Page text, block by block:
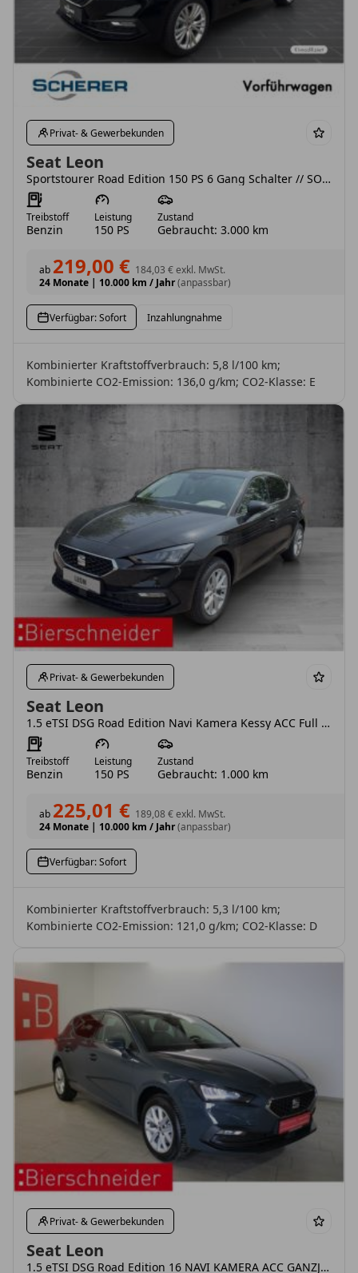
Privat- & Gewerbekunden
Seat Leon
Sportstourer Road Edition 150 PS 6 Gang Schalter // SOFORT VERFÜGBAR!!
Treibstoff
Benzin
Leistung
150 PS
Zustand
Gebraucht: 3.000 km
ab 219,00 € 184,03 €exkl. MwSt.
24 Monate | 10.000 km / Jahr(anpassbar)
Verfügbar: Sofort Inzahlungnahme
Kombinierter Kraftstoffverbrauch: 5,8 l/100 km;
Kombinierte CO2-Emission: 136,0 g/km; CO2-Klasse: E
Privat- & Gewerbekunden
Seat Leon
1.5 eTSI DSG Road Edition Navi Kamera Kessy ACC Full Link Virtual Cockpit WP
Treibstoff
Benzin
Leistung
150 PS
Zustand
Gebraucht: 1.000 km
ab 225,01 € 189,08 €exkl. MwSt.
24 Monate | 10.000 km / Jahr(anpassbar)
Verfügbar: Sofort
Kombinierter Kraftstoffverbrauch: 5,3 l/100 km;
Kombinierte CO2-Emission: 121,0 g/km; CO2-Klasse: D
Privat- & Gewerbekunden
Seat Leon
1.5 eTSI DSG Road Edition 16 NAVI KAMERA ACC GANZJAHRESREIFEN🔥